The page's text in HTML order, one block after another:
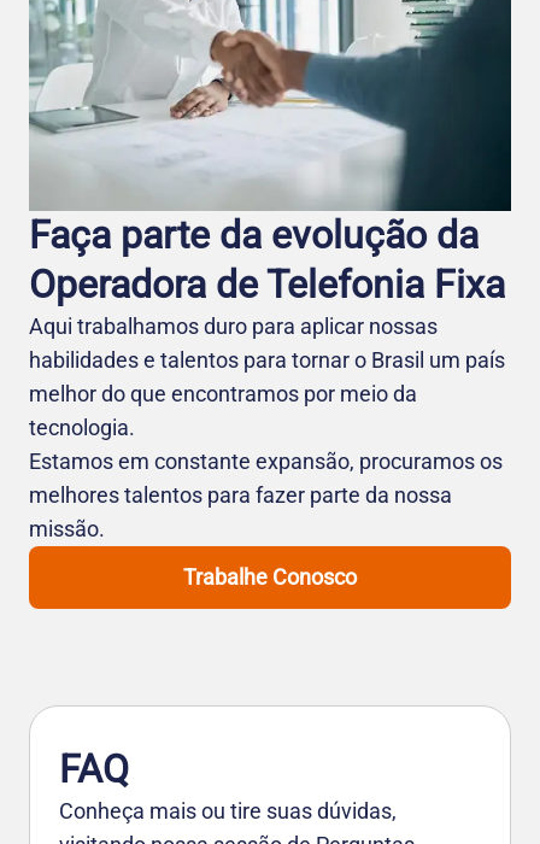
Faça parte da evolução da
Operadora de Telefo nia Fixa
Aqui trabalhamos duro para aplicar nossas
habilidades e talentos para tornar o Brasil um país
melhor do que encontramos por meio da
tecnologia.
Estamos em constante expansão, procuramos os
melhores talentos para fazer parte da nossa
missão.
Trabalhe Conosco
FAQ
Conheça mais ou tire suas dúvidas,